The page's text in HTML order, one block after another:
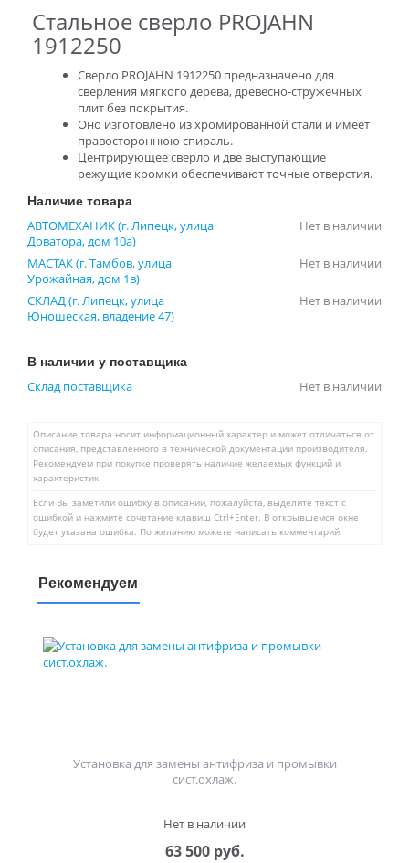
Стальное сверло PROJAHN
1912250
Сверло PROJAHN 1912250 предназначено для
сверления мягкого дерева, древесно-стружечных
плит без покрытия.
Оно изготовлено из хромированной стали и имеет
правостороннюю спираль.
Центрирующее сверло и две выступающие
режущие кромки обеспечивают точные отверстия.
Наличие товара
АВТОМЕХАНИК (г. Липецк, улица
Доватора, дом 10а)
Нет в наличии
МАСТАК (г. Тамбов, улица
Урожайная, дом 1в)
Нет в наличии
СКЛАД (г. Липецк, улица
Юношеская, владение 47)
Нет в наличии
В наличии у поставщика
Склад поставщика Нет в наличии
Описание товара носит информационный характер и может отличаться от
описания, представленного в технической документации производителя.
Рекомендуем при покупке проверять наличие желаемых функций и
характеристик.
Если Вы заметили ошибку в описании, пожалуйста, выделите текст с
ошибкой и нажмите сочетание клавиш Ctrl+Enter. В открывшемся окне
будет указана ошибка. По желанию можете написать комментарий.
Рекомендуем
Установка для замены антифриза и промывки
сист.охлаж.
Нет в наличии
63 500 руб.